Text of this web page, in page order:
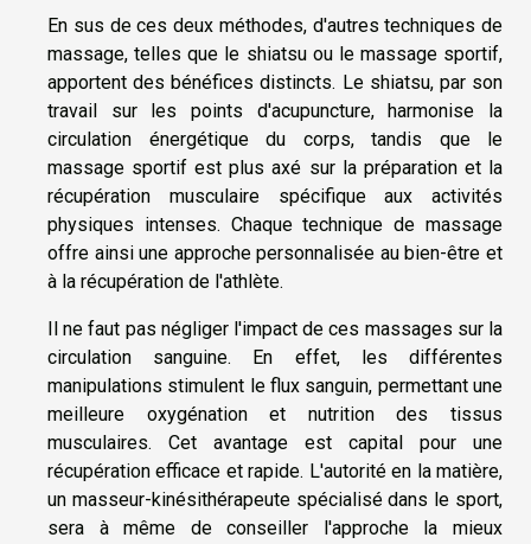
En sus de ces deux méthodes, d'autres techniques de
massage, telles que le shiatsu ou le massage sportif,
apportent des bénéfices distincts. Le shiatsu, par son
travail sur les points d'acupuncture, harmonise la
circulation énergétique du corps, tandis que le
massage sportif est plus axé sur la préparation et la
récupération musculaire spécifique aux activités
physiques intenses. Chaque technique de massage
offre ainsi une approche personnalisée au bien-être et
à la récupération de l'athlète.
Il ne faut pas négliger l'impact de ces massages sur la
circulation sanguine. En effet, les différentes
manipulations stimulent le flux sanguin, permettant une
meilleure oxygénation et nutrition des tissus
musculaires. Cet avantage est capital pour une
récupération efficace et rapide. L'autorité en la matière,
un masseur-kinésithérapeute spécialisé dans le sport,
sera à même de conseiller l'approche la mieux